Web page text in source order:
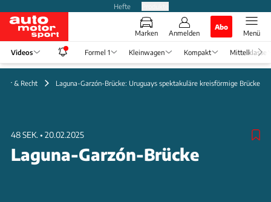
Hefte
Marken Anmelden
Abo
Menü
Videos Formel 1 Kleinwagen Kompakt Mittelklasse
& Recht Laguna-Garzón-Brücke: Uruguays spektakuläre kreisförmige Brücke
48 SEK. • 20.02.2025
Laguna-Garzón-Brücke